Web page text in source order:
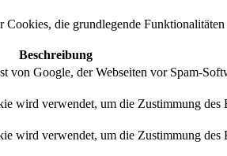
die grundlegende
Beschreibung
Google, der Webseiten vor Spam-
wird verwendet, um die Zustimmung des
wird verwendet, um die Zustimmung